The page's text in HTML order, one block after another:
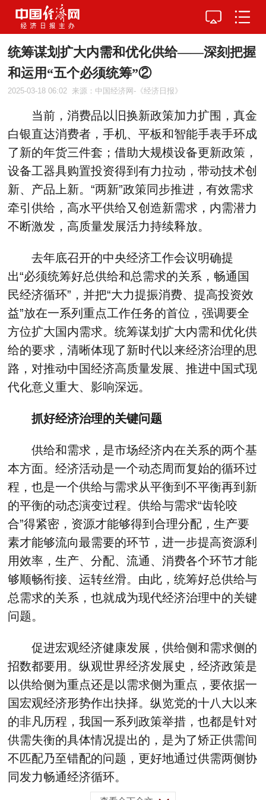
统筹谋划扩大内需和优化供给——深刻把握
和运用“五个必须统筹”②
2025-03-18 06:02 来源：中国经济网-《经济日报》
当前，消费品以旧换新政策加力扩围，真金
白银直达消费者，手机、平板和智能手表手环成
了新的年货三件套；借助大规模设备更新政策，
设备工器具购置投资得到有力拉动，带动技术创
新、产品上新。“两新”政策同步推进，有效需求
牵引供给，高水平供给又创造新需求，内需潜力
不断激发，高质量发展活力持续释放。
去年底召开的中央经济工作会议明确提
出“必须统筹好总供给和总需求的关系，畅通国
民经济循环”，并把“大力提振消费、提高投资效
益”放在一系列重点工作任务的首位，强调要全
方位扩大国内需求。统筹谋划扩大内需和优化供
给的要求，清晰体现了新时代以来经济治理的思
路，对推动中国经济高质量发展、推进中国式现
代化意义重大、影响深远。
抓好经济治理的关键问题
供给和需求，是市场经济内在关系的两个基
本方面。经济活动是一个动态周而复始的循环过
程，也是一个供给与需求从平衡到不平衡再到新
的平衡的动态演变过程。供给与需求“齿轮咬
合”得紧密，资源才能够得到合理分配，生产要
素才能够流向最需要的环节，进一步提高资源利
用效率，生产、分配、流通、消费各个环节才能
够顺畅衔接、运转丝滑。由此，统筹好总供给与
总需求的关系，也就成为现代经济治理中的关键
问题。
促进宏观经济健康发展，供给侧和需求侧的
招数都要用。纵观世界经济发展史，经济政策是
以供给侧为重点还是以需求侧为重点，要依据一
国宏观经济形势作出抉择。纵览党的十八大以来
的非凡历程，我国一系列政策举措，也都是针对
供需失衡的具体情况提出的，是为了矫正供需间
不匹配乃至错配的问题，更好地通过供需两侧协
同发力畅通经济循环。